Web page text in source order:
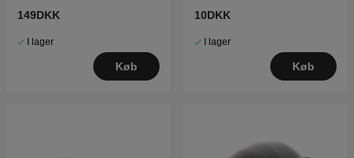
149DKK
I lager
Køb
10DKK
I lager
Køb